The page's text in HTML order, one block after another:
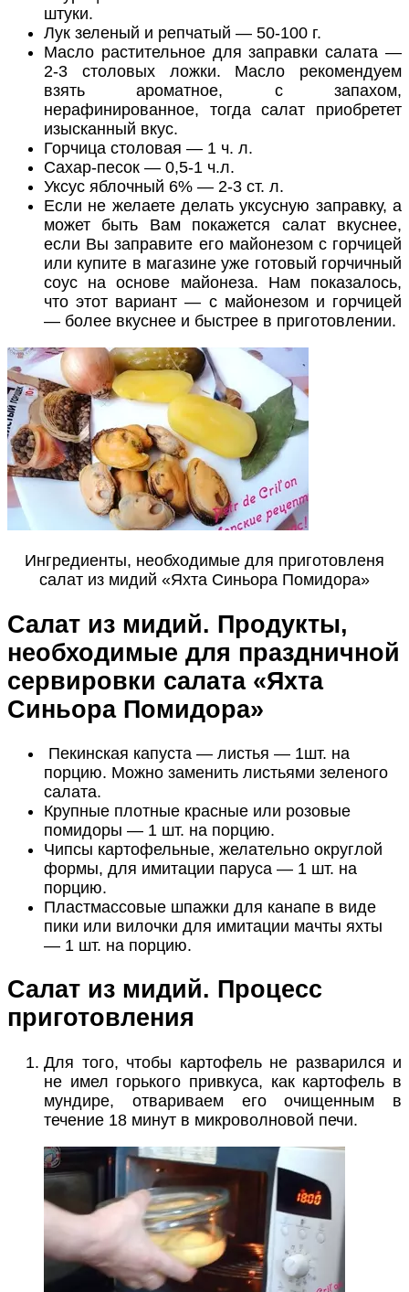
штуки.
Лук зеленый и репчатый — 50-100 г.
Масло растительное для заправки салата —
2-3 столовых ложки. Масло рекомендуем
взять ароматное, с запахом,
нерафинированное, тогда салат приобретет
изысканный вкус.
Горчица столовая — 1 ч. л.
Сахар-песок — 0,5-1 ч.л.
Уксус яблочный 6% — 2-3 ст. л.
Если не желаете делать уксусную заправку, а
может быть Вам покажется салат вкуснее,
если Вы заправите его майонезом с горчицей
или купите в магазине уже готовый горчичный
соус на основе майонеза. Нам показалось,
что этот вариант — с майонезом и горчицей
— более вкуснее и быстрее в приготовлении.
Ингредиенты, необходимые для приготовленя
салат из мидий «Яхта Синьора Помидора»
Салат из мидий. Продукты,
необходимые для праздничной
сервировки салата «Яхта
Синьора Помидора»
Пекинская капуста — листья — 1шт. на
порцию. Можно заменить листьями зеленого
салата.
Крупные плотные красные или розовые
помидоры — 1 шт. на порцию.
Чипсы картофельные, желательно округлой
формы, для имитации паруса — 1 шт. на
порцию.
Пластмассовые шпажки для канапе в виде
пики или вилочки для имитации мачты яхты
— 1 шт. на порцию.
Салат из мидий. Процесс
приготовления
Для того, чтобы картофель не разварился и
не имел горького привкуса, как картофель в
мундире, отвариваем его очищенным в
течение 18 минут в микроволновой печи.